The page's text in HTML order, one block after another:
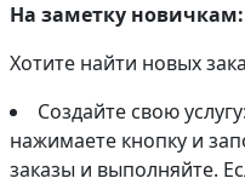
На заметку новичкам:
Хотите найти новых
Создайте свою
нажимаете кнопку и
заказы и выполняйте.